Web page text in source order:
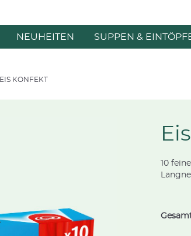
NEUHEITEN SUPPEN &
EIS KONFEKT
10